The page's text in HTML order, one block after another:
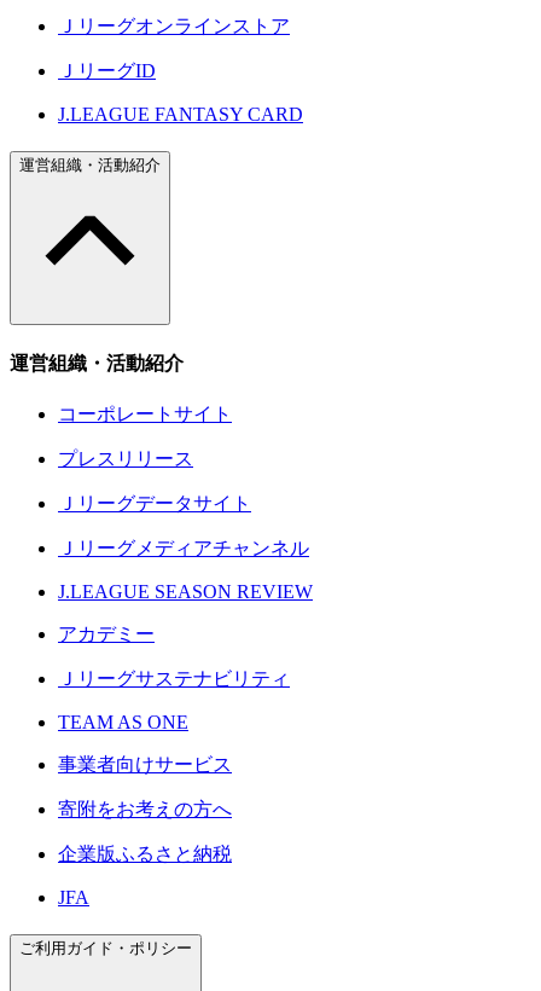
Ｊリーグオンラインストア
ＪリーグID
J.LEAGUE FANTASY CARD
運営組織・活動紹介
運営組織・活動紹介
コーポレートサイト
プレスリリース
Ｊリーグデータサイト
Ｊリーグメディアチャンネル
J.LEAGUE SEASON REVIEW
アカデミー
Ｊリーグサステナビリティ
TEAM AS ONE
事業者向けサービス
寄附をお考えの方へ
企業版ふるさと納税
JFA
ご利用ガイド・ポリシー